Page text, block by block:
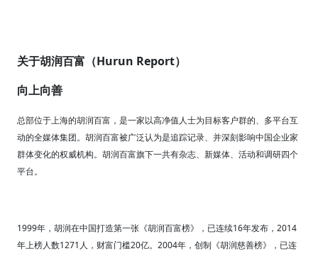
关于胡润百富（Hurun Report）
向上向善
总部位于上海的胡润百富，是一家以高净值人士为目标客户群的、多平台互
动的全媒体集团。胡润百富被广泛认为是追踪记录、并深刻影响中国企业家
群体变化的权威机构。胡润百富旗下一共有杂志、新媒体、活动和调研四个
平台。
1999年，胡润在中国打造第一张《胡润百富榜》，已连续16年发布， 2014
年上榜人数1271 人，财富门槛20亿。 2004年，创制《胡润慈善榜》，已连